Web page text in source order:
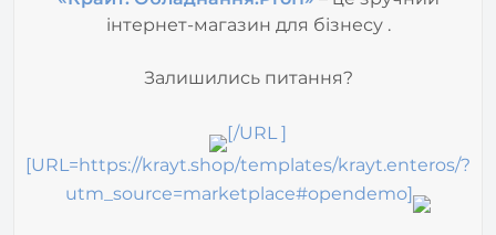
Залишились питання?
[URL=https://krayt.shop/templates/krayt.enteros/?
utm_source=marketplace#opendemo]